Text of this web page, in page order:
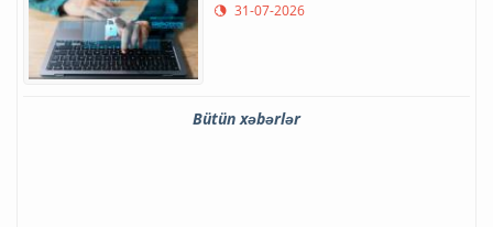
31-07-2026
Bütün xəbərlər